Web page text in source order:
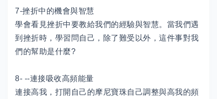
7-挫折中的機會與智慧
學會看見挫折中要教給我們的經驗與智慧。當我們遇
到挫折時，學習問自己，除了難受以外，這件事對我
們的幫助是什麼?
8- --連接吸收高頻能量
連接高我，打開自己的摩尼寶珠自己調整與高我的頻